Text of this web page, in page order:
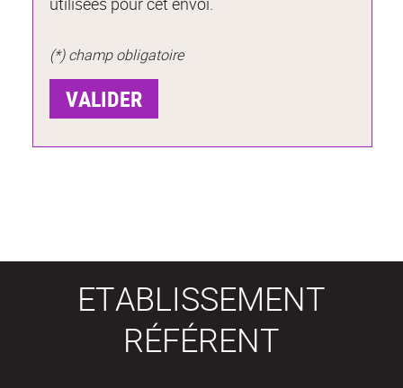
(*) champ obligatoire
ETABLISSEMENT
RÉFÉRENT